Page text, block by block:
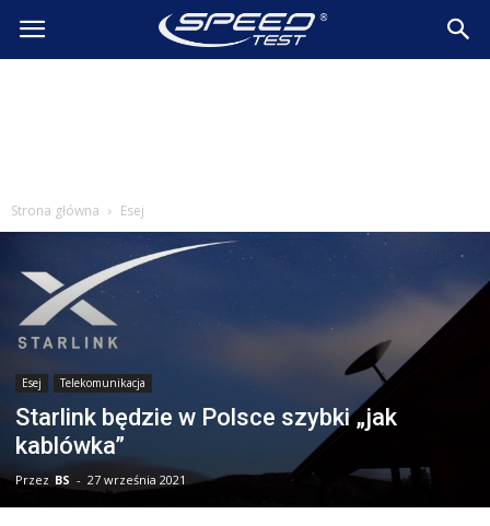
SpeedTest.pl
Strona główna Esej
Esej Telekomunikacja
Starlink będzie w Polsce szybki „jak
kablówka”
Przez BS - 27 września 2021